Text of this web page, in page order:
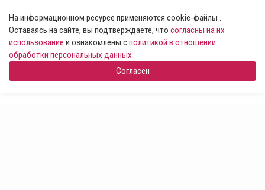
На информационном ресурсе применяются cookie-файлы .
Оставаясь на сайте, вы подтверждаете, что согласны на их
использование и ознакомлены сполитикой в отношении
обработки персональных данных
Согласен